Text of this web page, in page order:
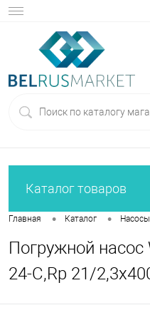
Каталог товаров
Главная • Каталог • Насосы
Погружной насос
24-C,Rp 21/